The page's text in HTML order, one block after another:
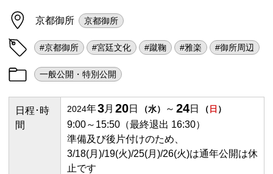
京都御所 京都御所
#京都御所 #宮廷文化 #蹴鞠 #雅楽 #御所周辺
一般公開・特別公開
日程･時
間
2024年3月 20日 （水） ～ 24日 （ 日 ）
9:00～15:50（最終退出 16:30）
準備及び後片付けのため、
3/18(月)/19(火)/25(月)/26(火)は通年公開は休
止です